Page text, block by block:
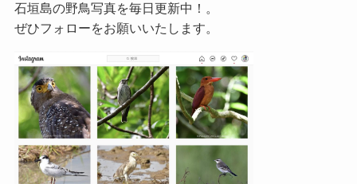
石垣島の野鳥写真を毎日更新中！。
ぜひフォローをお願いいたします。